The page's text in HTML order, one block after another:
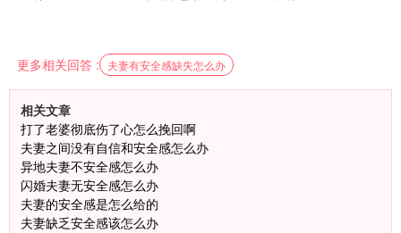
更多相关回答 : 夫妻有安全感缺失怎么办
相关文章
打了老婆彻底伤了心怎么挽回啊
夫妻之间没有自信和安全感怎么办
异地夫妻不安全感怎么办
闪婚夫妻无安全感怎么办
夫妻的安全感是怎么给的
夫妻缺乏安全感该怎么办